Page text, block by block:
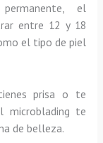
el
entre 12 y 18
el tipo de piel
prisa o te
microblading te
de belleza.